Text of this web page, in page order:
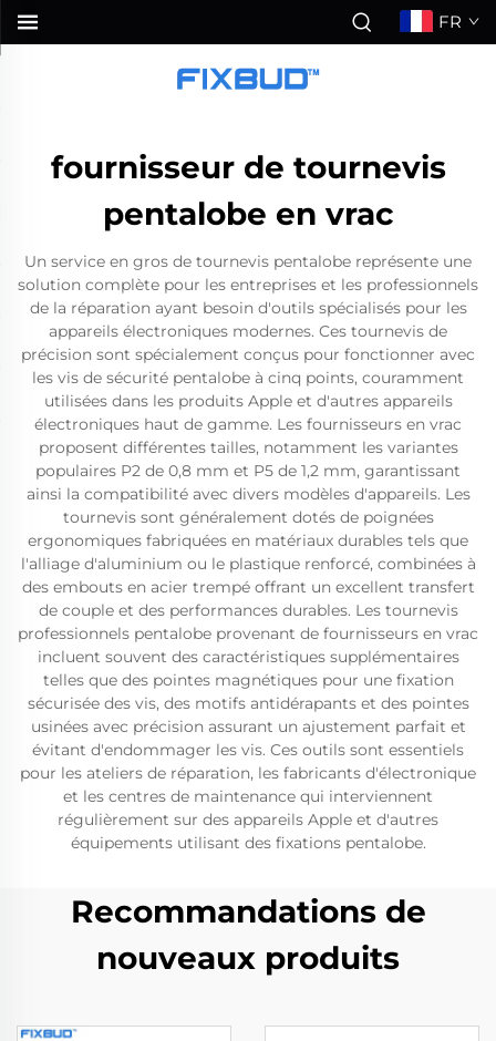
FR
fournisseur de tournevis
pentalobe en vrac
Un service en gros de tournevis pentalobe représente une
solution complète pour les entreprises et les professionnels
de la réparation ayant besoin d'outils spécialisés pour les
appareils électroniques modernes. Ces tournevis de
précision sont spécialement conçus pour fonctionner avec
les vis de sécurité pentalobe à cinq points, couramment
utilisées dans les produits Apple et d'autres appareils
électroniques haut de gamme. Les fournisseurs en vrac
proposent différentes tailles, notamment les variantes
populaires P2 de 0,8 mm et P5 de 1,2 mm, garantissant
ainsi la compatibilité avec divers modèles d'appareils. Les
tournevis sont généralement dotés de poignées
ergonomiques fabriquées en matériaux durables tels que
l'alliage d'aluminium ou le plastique renforcé, combinées à
des embouts en acier trempé offrant un excellent transfert
de couple et des performances durables. Les tournevis
professionnels pentalobe provenant de fournisseurs en vrac
incluent souvent des caractéristiques supplémentaires
telles que des pointes magnétiques pour une fixation
sécurisée des vis, des motifs antidérapants et des pointes
usinées avec précision assurant un ajustement parfait et
évitant d'endommager les vis. Ces outils sont essentiels
pour les ateliers de réparation, les fabricants d'électronique
et les centres de maintenance qui interviennent
régulièrement sur des appareils Apple et d'autres
équipements utilisant des fixations pentalobe.
Recommandations de
nouveaux produits